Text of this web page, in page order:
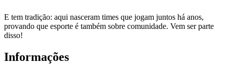
E tem tradição: aqui nasceram times que jogam juntos há anos,
provando que esporte é também sobre comunidade. Vem ser parte
disso!
Informações